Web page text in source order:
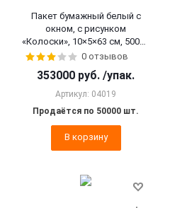
Пакет бумажный белый с
окном, с рисунком
«Колоски», 10×5×63 см, 50000
шт.
0 отзывов
353000 руб. /упак.
Артикул: 04019
Продаётся по 50000 шт.
В корзину